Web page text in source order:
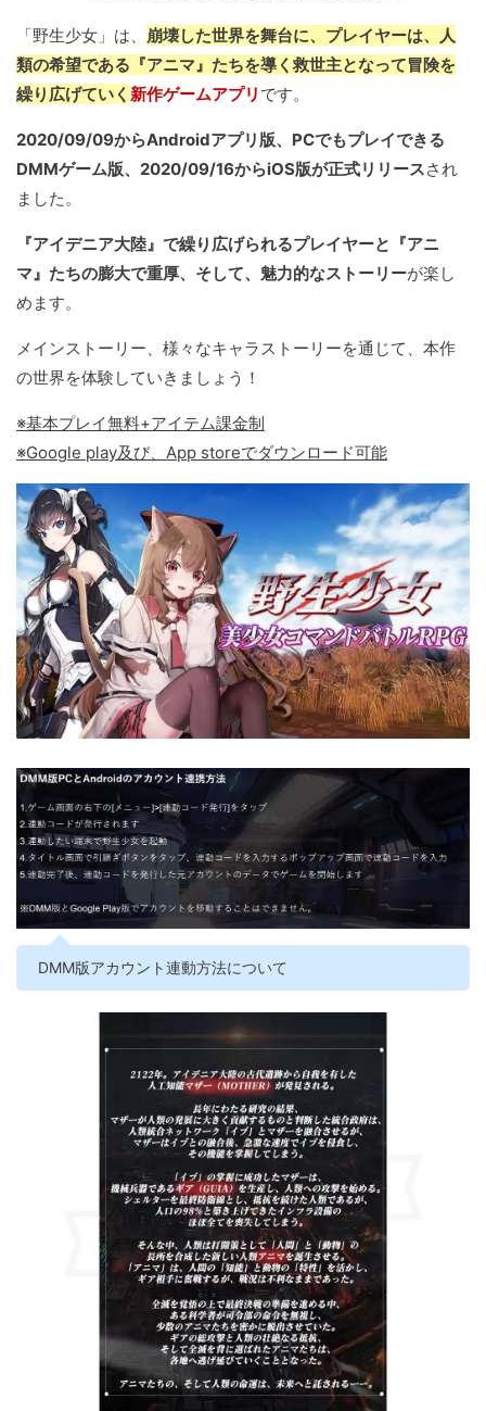
「野生少女」は、 崩壊した世界を舞台に、プレイヤーは、人
類の希望である『アニマ』たちを導く救世主となって冒険を
繰り広げていく 新作ゲームアプリ です。
2020/09/09からAndroidアプリ版、PCでもプレイできる
DMMゲーム版、2020/09/16からiOS版が正式リリースされ
ました。
『アイデニア大陸』で繰り広げられるプレイヤーと『アニ
マ』たちの膨大で重厚、そして、魅力的なストーリーが楽し
めます。
メインストーリー、様々なキャラストーリーを通じて、本作
の世界を体験していきましょう！
※基本プレイ無料+アイテム課金制
※Google play及び、App storeでダウンロード可能
DMM版アカウント連動方法について